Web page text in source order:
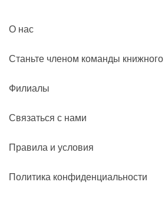
О нас
Станьте членом команды книжного
Филиалы
Связаться с нами
Правила и условия
Политика конфиденциальности